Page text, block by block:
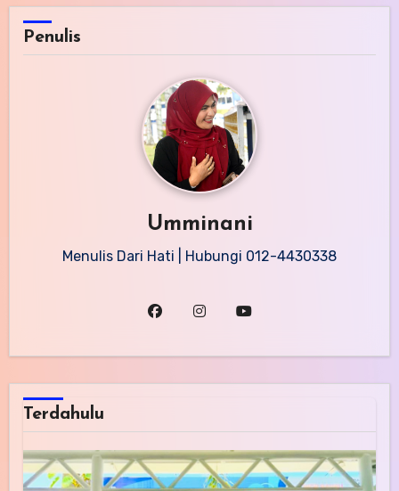
Penulis
Umminani
Menulis Dari Hati | Hubungi 012-4430338
Terdahulu